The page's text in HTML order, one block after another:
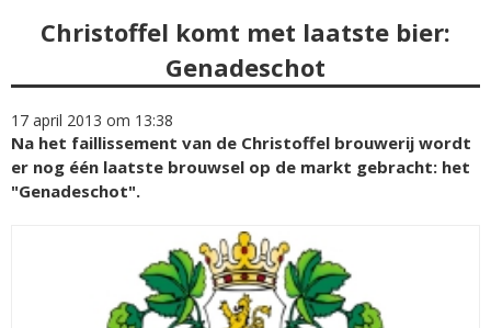
Christoffel komt met laatste bier:
Genadeschot
17 april 2013 om 13:38
Na het faillissement van de Christoffel brouwerij wordt
er nog één laatste brouwsel op de markt gebracht: het
"Genadeschot".